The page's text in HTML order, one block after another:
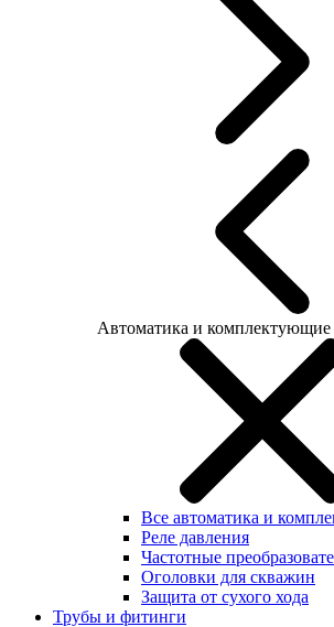
Автоматика и комплектующие
Все автоматика и
Реле давления
Частотные
Оголовки для скважин
Защита от сухого хода
Трубы и фитинги